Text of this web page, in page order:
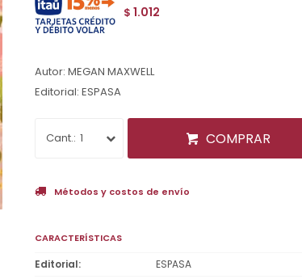
$ 1.012
Autor: MEGAN MAXWELL
Editorial: ESPASA
1 COMPRAR
Métodos y costos de envío
CARACTERÍSTICAS
Editorial
ESPASA